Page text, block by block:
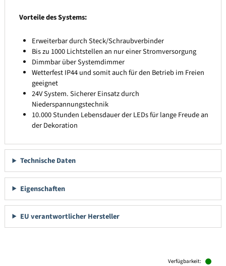
Vorteile des Systems:
Erweiterbar durch Steck/Schraubverbinder
Bis zu 1000 Lichtstellen an nur einer Stromversorgung
Dimmbar über Systemdimmer
Wetterfest IP44 und somit auch für den Betrieb im Freien
geeignet
24V System. Sicherer Einsatz durch
Niederspannungstechnik
10.000 Stunden Lebensdauer der LEDs für lange Freude an
der Dekoration
Technische Daten
Eigenschaften
EU verantwortlicher Hersteller
Verfügbarkeit: